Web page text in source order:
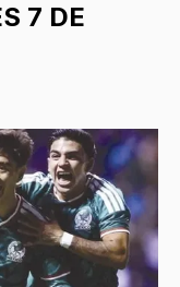
7 DE